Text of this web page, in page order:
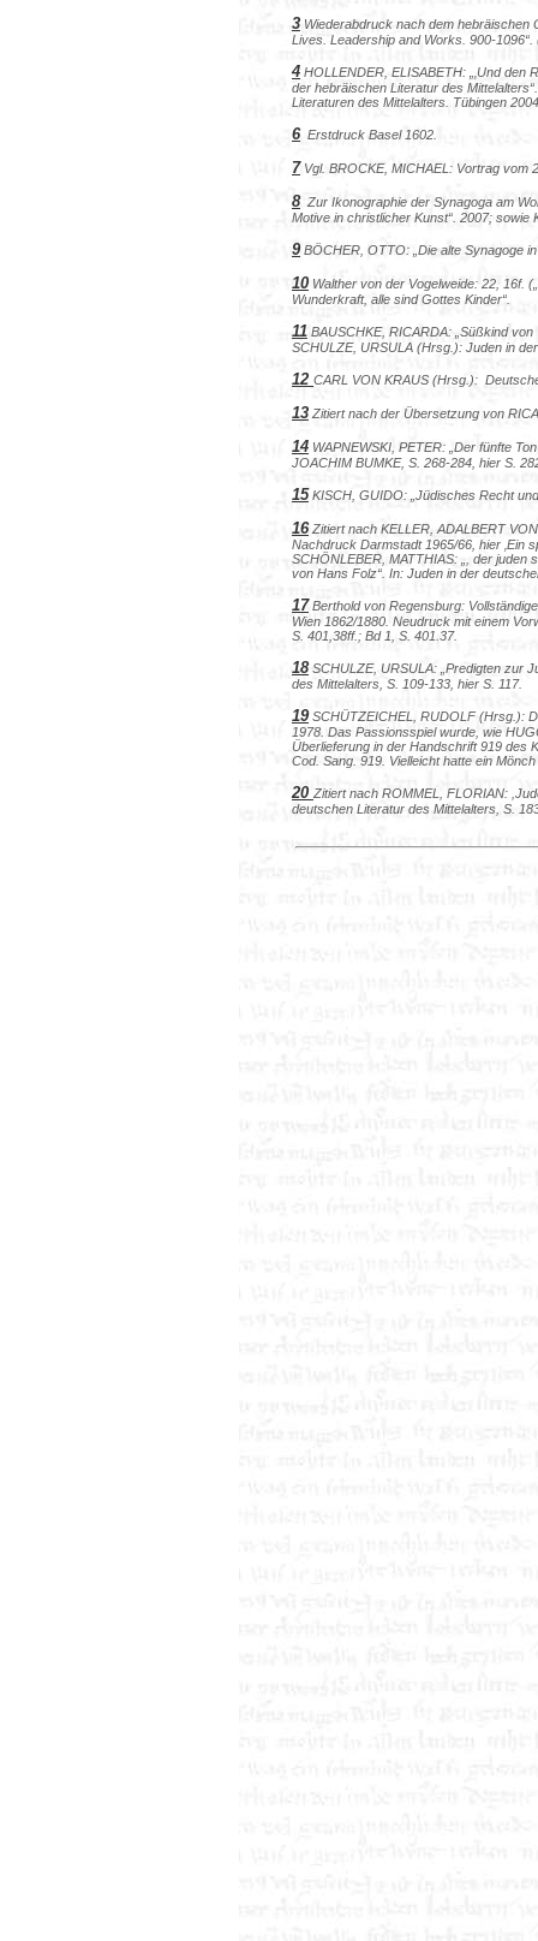
3 Wiederabdruck nach dem hebräischen
Lives. Leadership and Works. 900-
4 HOLLENDER, ELISABETH: „‚Und den
der hebräischen Literatur des
Literaturen des Mittelalters . Tübingen
6Erstdruck Basel 1602.
7Vgl. BROCKE, MICHAEL: Vortrag vom
8Zur Ikonographie der Synagoga am
Motive in christlicher Kunst“. 2007; sowie
9BÖCHER, OTTO: „Die alte Synagoge
10Walther von der Vogelweide: 22, 16f.
Wunderkraft, alle sind Gottes Kinder“.
11 BAUSCHKE, RICARDA: „Süßkind
SCHULZE, URSULA (Hrsg.): Juden in
12 CARL VON KRAUS (Hrsg.):
13 Zitiert nach der Übersetzung von
14 WAPNEWSKI, PETER: „Der fünfte
JOACHIM BUMKE, S. 268-284, hier S.
15 KISCH, GUIDO: „Jüdisches Recht
16Zitiert nach KELLER, ADALBERT
Nachdruck Darmstadt 1965/66, hier ‚Ein
SCHÖNLEBER, MATTHIAS: „, der juden
von Hans Folz“. In: Juden in der
17 Berthold von Regensburg:
Wien 1862/1880. Neudruck mit einem
S. 401,38ff.; Bd 1, S. 401.37.
18SCHULZE, URSULA: „Predigten zur
des Mittelalters, S. 109-133, hier S. 117.
19SCHÜTZEICHEL, RUDOLF (Hrsg.):
1978. Das Passionsspiel wurde, wie
Überlieferung in der Handschrift 919 des
Cod. Sang. 919. Vielleicht hatte ein
20 Zitiert nach ROMMEL, FLORIAN:
deutschen Literatur des Mittelalters, S.